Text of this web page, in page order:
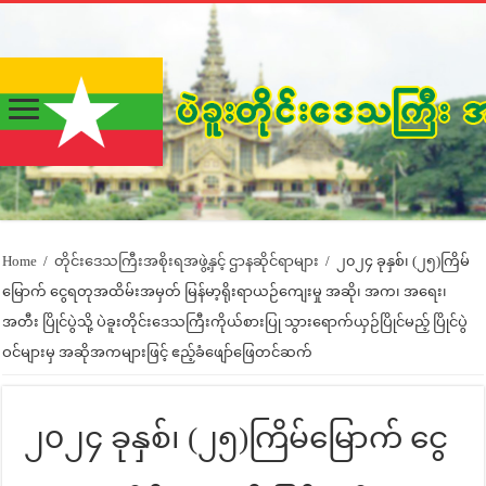
Home / တိုင်းဒေသကြီးအစိုးရအဖွဲ့နှင့် ဌာနဆိုင်ရာများ /
၂၀၂၄ ခုနှစ်၊ (၂၅)ကြိမ်
မြောက် ငွေရတုအထိမ်းအမှတ် မြန်မာ့ရိုးရာယဉ်ကျေးမှု အဆို၊ အက၊ အရေး၊
အတီး ပြိုင်ပွဲသို့ ပဲခူးတိုင်းဒေသကြီးကိုယ်စားပြု သွားရောက်ယှဉ်ပြိုင်မည့် ပြိုင်ပွဲ
ဝင်များမှ အဆိုအကများဖြင့် ဧည့်ခံဖျော်ဖြေတင်ဆက်
၂၀၂၄ ခုနှစ်၊ (၂၅)ကြိမ်မြောက် ငွေ